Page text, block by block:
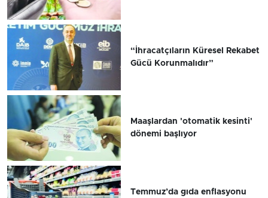
“İhracatçıların Küresel Rekabet
Gücü Korunmalıdır”
Maaşlardan 'otomatik kesinti'
dönemi başlıyor
Temmuz’da gıda enflasyonu